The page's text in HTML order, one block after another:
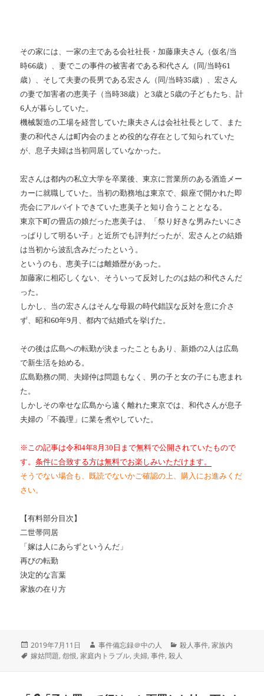
その家には、一家の主である会社社長・加藤康夫さん（仮名/当
時66歳）、妻でこの事件の被害者である和代さん（同/当時61
歳）、そして夫妻の長男である宏さん（同/当時35歳）、宏さん
の妻で加害者の恵美子（当時38歳）と3歳と5歳の子どもたち、計
6人が暮らしていた。
機械製造の工場を経営していた康夫さんは会社社長として、また
妻の和代さんは町内会のまとめ役的な存在として知られていた
が、息子夫婦は当初同居していなかった。
宏さんは都内の私立大学を卒業後、東京に営業所のある酒造メー
カーに就職していた。当初の勤務地は東京で、銀座で開かれた即
売会にアルバイトできていた恵美子と知り合うこととなる。
東京下町の畳店の娘だった恵美子は、「祭り好きな男みたいにさ
っぱりして明るい子」と近所でも評判だったが、宏さんとの結婚
は当初から波乱含みだったという。
というのも、恵美子には離婚歴があった。
加藤家に相応しくない、そういって反対したのは姑の和代さんだ
った。
しかし、当の宏さんはそんな母親の時代錯誤な反対を意に介さ
ず、昭和60年9月、都内で結婚式を挙げた。
その後は広島への転勤が決まったこともあり、新婚の2人は広島
で新生活を始める。
広島勤務の間、夫婦仲は問題もなく、男の子と女の子にも恵まれ
た。
しかしその幸せな広島から遠く離れた東京では、和代さんが息子
夫婦の「不義理」に業を煮やしていた。
※この記事は令和4年8月30日まで無料で公開されていたもので
す。条件に合致する方は無料でお楽しみいただけます。
そうでない場合も、既読でないかご確認の上、購入にお進みくだ
さい。
【有料部分目次】
二世帯同居
「嫁は人にあらずというんだ」
再びの転勤
決定的な言葉
家族の在り方
投
稿
2019年7月11日
作
成
事件備忘録＠中の人
カ
テ
殺人事件,家族内
タ
嫁姑問題,怨恨,家庭内トラブル, 夫婦,事件,殺人